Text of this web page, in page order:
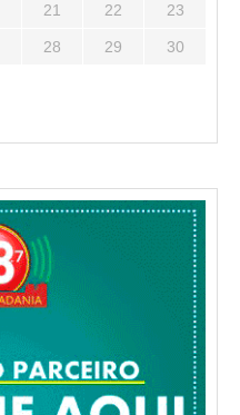
21 22 23
28 29 30